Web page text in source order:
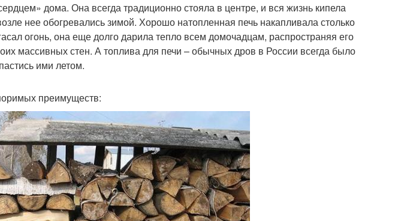
дома. Она всегда традиционно стояла в центре, и вся жизнь кипела
нее обогревались зимой. Хорошо натопленная печь накапливала столько
огонь, она еще долго дарила тепло всем домочадцам, распространяя его
массивных стен. А топлива для печи – обычных дров в России всегда было
ими летом.
преимуществ: